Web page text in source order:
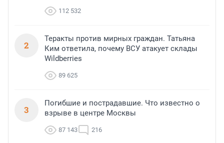
112 532
2
Теракты против мирных граждан. Татьяна
Ким ответила, почему ВСУ атакует склады
Wildberries
89 625
3
Погибшие и пострадавшие. Что известно о
взрыве в центре Москвы
87 143 216